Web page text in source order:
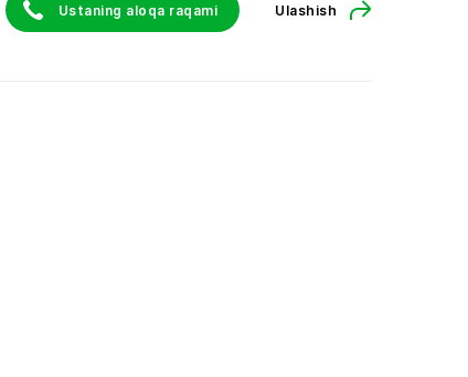
Ustaning aloqa raqami Ulashish